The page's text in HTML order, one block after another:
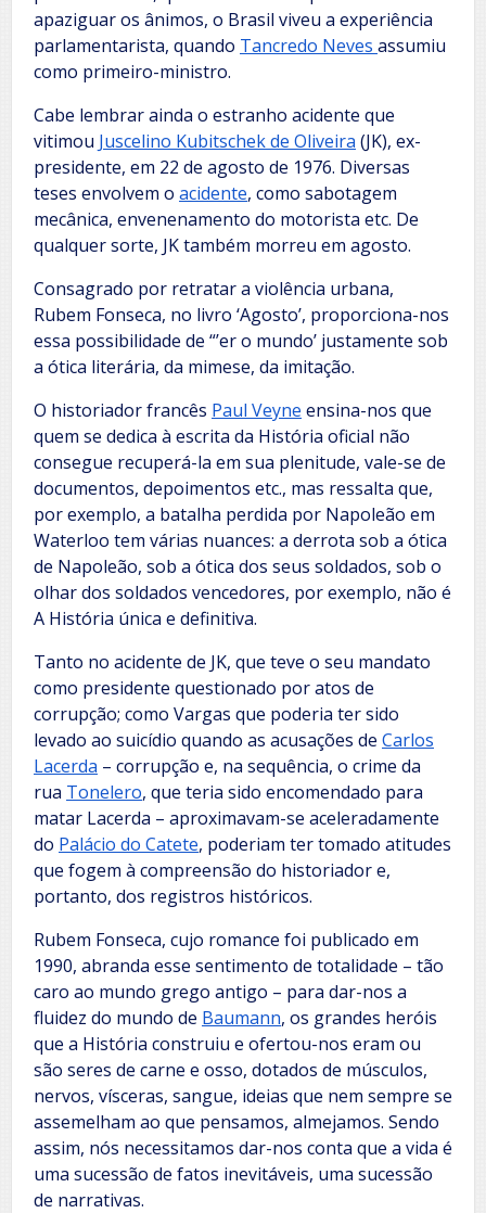
apaziguar os ânimos, o Brasil viveu a experiência
parlamentarista, quando Tancredo Neves assumiu
como primeiro-ministro.
Cabe lembrar ainda o estranho acidente que
vitimou Juscelino Kubitschek de Oliveira (JK), ex-
presidente, em 22 de agosto de 1976. Diversas
teses envolvem o acidente, como sabotagem
mecânica, envenenamento do motorista etc. De
qualquer sorte, JK também morreu em agosto.
Consagrado por retratar a violência urbana,
Rubem Fonseca, no livro ‘Agosto’, proporciona-nos
essa possibilidade de “’er o mundo’ justamente sob
a ótica literária, da mimese, da imitação.
O historiador francês Paul Veyne ensina-nos que
quem se dedica à escrita da História oficial não
consegue recuperá-la em sua plenitude, vale-se de
documentos, depoimentos etc., mas ressalta que,
por exemplo, a batalha perdida por Napoleão em
Waterloo tem várias nuances: a derrota sob a ótica
de Napoleão, sob a ótica dos seus soldados, sob o
olhar dos soldados vencedores, por exemplo, não é
A História única e definitiva.
Tanto no acidente de JK, que teve o seu mandato
como presidente questionado por atos de
corrupção; como Vargas que poderia ter sido
levado ao suicídio quando as acusações de Carlos
Lacerda – corrupção e, na sequência, o crime da
rua Tonelero, que teria sido encomendado para
matar Lacerda – aproximavam-se aceleradamente
do Palácio do Catete, poderiam ter tomado atitudes
que fogem à compreensão do historiador e,
portanto, dos registros históricos.
Rubem Fonseca, cujo romance foi publicado em
1990, abranda esse sentimento de totalidade – tão
caro ao mundo grego antigo – para dar-nos a
fluidez do mundo de Baumann, os grandes heróis
que a História construiu e ofertou-nos eram ou
são seres de carne e osso, dotados de músculos,
nervos, vísceras, sangue, ideias que nem sempre se
assemelham ao que pensamos, almejamos. Sendo
assim, nós necessitamos dar-nos conta que a vida é
uma sucessão de fatos inevitáveis, uma sucessão
de narrativas.